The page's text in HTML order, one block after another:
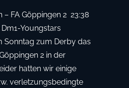
– FA Göppingen 2 23:38
Dm1-Youngstars
Sonntag zum Derby das
2 in der
hatten wir einige
verletzungsbedingte